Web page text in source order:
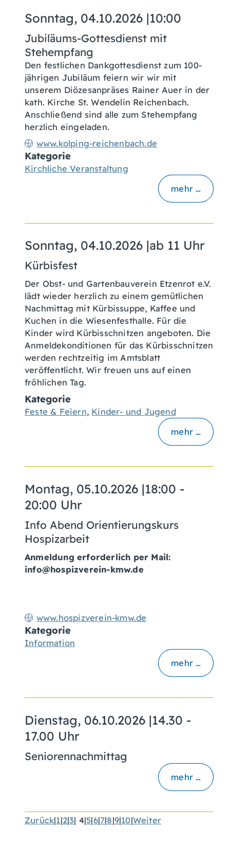
Sonntag, 04.10.2026 |10:00
Jubiläums-Gottesdienst mit
Stehempfang
www.kolping-reichenbach.de
Den festlichen Dankgottesdienst zum 100-
jährigen Jubiläum feiern wir wir mit
unserem Diözesanpräses Rainer Auer in der
kath. Kirche St. Wendelin Reichenbach.
Anschließend sind alle zum Stehempfang
herzlich eingeladen.
Kategorie
Kirchliche Veranstaltung
mehr …
Sonntag, 04.10.2026 |ab 11 Uhr
Kürbisfest
Der Obst- und Gartenbauverein Etzenrot e.V.
lädt wieder herzlich zu einem gemütlichen
Nachmittag mit Kürbissuppe, Kaffee und
Kuchen in die Wiesenfesthalle. Für die
Kinder wird Kürbisschnitzen angeboten. Die
Anmeldekonditionen für das Kürbisschnitzen
werden rechtzeitig im Amtsblatt
veröffentlicht. Wir freuen uns auf einen
fröhlichen Tag.
Kategorie
Feste & Feiern, Kinder- und Jugend
mehr …
Montag, 05.10.2026 |18:00 -
20:00 Uhr
Info Abend Orientierungskurs
Hospizarbeit
www.hospizverein-kmw.de
Anmeldung erforderlich per Mail:
info@hospizverein-kmw.de
Kategorie
Information
mehr …
Dienstag, 06.10.2026 |14.30 -
17.00 Uhr
Seniorennachmittag
mehr …
Zurück|1|2|3| 4|5|6|7|8|9|10|Weiter